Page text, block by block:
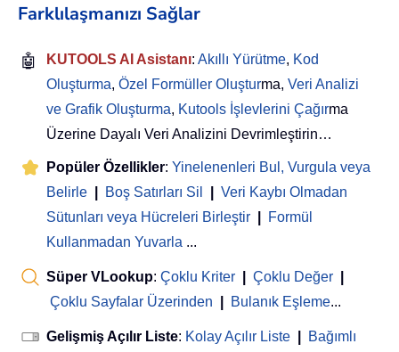
Farklılaşmanızı Sağlar
🤖 KUTOOLS AI Asistanı: Akıllı Yürütme, Kod
Oluşturma, Özel Formüller Oluşturma, Veri Analizi
ve Grafik Oluşturma, Kutools İşlevlerini Çağırma
Üzerine Dayalı Veri Analizini Devrimleştirin…
Popüler Özellikler: Yinelenenleri Bul, Vurgula veya
Belirle
Boş Satırları Sil
Veri Kaybı Olmadan
Sütunları veya Hücreleri Birleştir
Formül
Kullanmadan Yuvarla ...
Süper VLookup: Çoklu Kriter Çoklu Değer
Çoklu Sayfalar Üzerinden
Bulanık Eşleme...
Gelişmiş Açılır Liste: Kolay Açılır Liste
Bağımlı